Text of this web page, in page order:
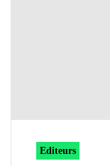
Editeurs